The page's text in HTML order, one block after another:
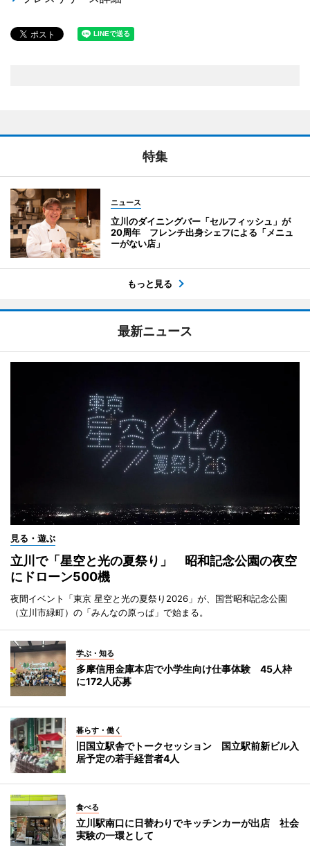
特集
ニュース
立川のダイニングバー「セルフィッシュ」が
20周年 フレンチ出身シェフによる「メニュ
ーがない店」
もっと見る
最新ニュース
見る・遊ぶ
立川で「星空と光の夏祭り」 昭和記念公園の夜空
にドローン500機
夜間イベント「東京 星空と光の夏祭り2026」が、国営昭和記念公園
（立川市緑町）の「みんなの原っぱ」で始まる。
学ぶ・知る
多摩信用金庫本店で小学生向け仕事体験 45人枠
に172人応募
暮らす・働く
旧国立駅舎でトークセッション 国立駅前新ビル入
居予定の若手経営者4人
食べる
立川駅南口に日替わりでキッチンカーが出店 社会
実験の一環として